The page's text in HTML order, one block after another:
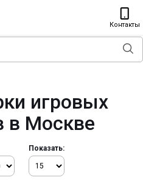
Контакты
игровых
в Москве
Показать: